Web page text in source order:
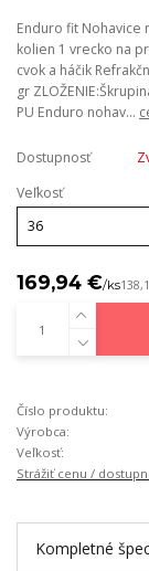
Enduro fit Nohavice
kolien 1 vrecko na
cvok a háčik
gr
PU Enduro nohav...
Dostupnosť
Veľkosť
169,94 €/ks
Číslo produktu:
Výrobca:
Veľkosť:
Strážiť cenu /
Kompletné